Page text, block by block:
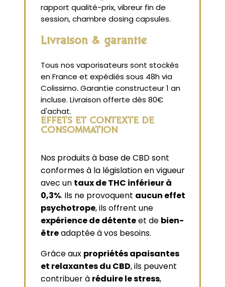
rapport qualité-prix, vibreur fin de
session, chambre dosing capsules.
Livraison & garantie
Tous nos vaporisateurs sont stockés
en France et expédiés sous 48h via
Colissimo. Garantie constructeur 1 an
incluse. Livraison offerte dès 80€
d'achat.
EFFETS ET CONTEXTE DE
CONSOMMATION
Nos produits à base de CBD sont
conformes à la législation en vigueur
avec un taux de THC inférieur à
0,3%. Ils ne provoquent aucun effet
psychotrope, ils offrent une
expérience de détenteet de bien-
êtreadaptée à vos besoins.
Grâce aux propriétés apaisantes
et relaxantes du CBD, ils peuvent
contribuer à réduire le stress,